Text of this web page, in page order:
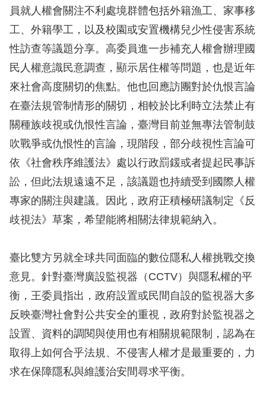
資
料
庫
無
障
快
捷
鍵
選
語
兒少版
回
首
員就人權會關注不利處境群體包括外籍漁工、家事移
工、外籍學工，以及校園或安置機構兒少性侵害系統
性訪查等議題分享。高委員進一步補充人權會辦理國
民人權意識民意調查，顯示居住權等問題，也是近年
來社會高度關切的焦點。他也回應訪團對於仇恨言論
在臺法規管制情形的關切，相較於比利時立法禁止有
關種族歧視或仇恨性言論，臺灣目前並無專法管制鼓
吹戰爭或仇恨性的言論，現階段，部分歧視性言論可
依《社會秩序維護法》處以行政罰鍰或者提起民事訴
訟，但此法規遠遠不足，該議題也持續受到國際人權
專家的關注與建議。因此，政府正積極研議制定《反
歧視法》草案，希望能將相關法律規範納入。
臺比雙方另就全球共同面臨的數位隱私人權挑戰交換
意見。針對臺灣廣設監視器（CCTV）與隱私權的平
衡，王委員指出，政府設置或民間自設的監視器大多
反映臺灣社會對公共安全的重視，政府對於監視器之
設置、資料的調閱與使用也有相關規範限制，認為在
取得上如何合乎法規、不侵害人權才是最重要的，力
求在保障隱私與維護治安間尋求平衡。